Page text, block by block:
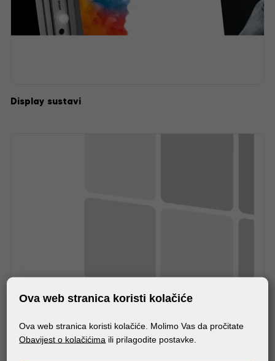
Display sustavi
Ova web stranica koristi kolačiće
Ova web stranica koristi kolačiće. Molimo Vas da pročitate
Obavijest o kolačićima ili prilagodite postavke.